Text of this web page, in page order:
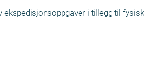
ekspedisjonsoppgaver i tillegg til